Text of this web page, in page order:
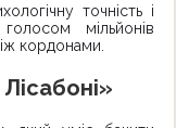
точність і
мільйонів
кордонами.